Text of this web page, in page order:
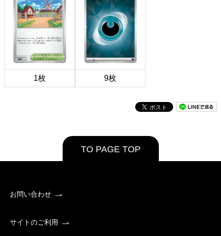
1枚 9枚
TO PAGE TOP
お問い合わせ
サイトのご利用